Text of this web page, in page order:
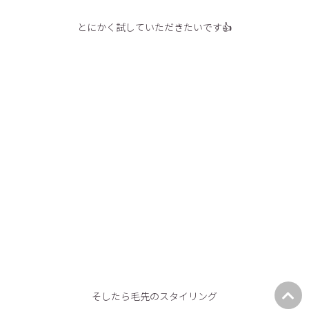
とにかく試していただきたいです👍
そしたら毛先のスタイリング